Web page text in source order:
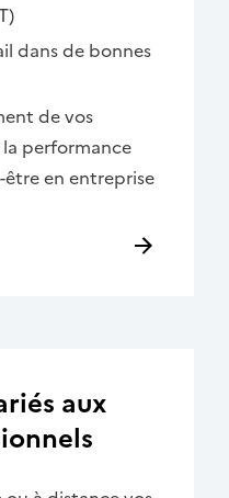
dans de bonnes
de vos
performance
en entreprise
aux